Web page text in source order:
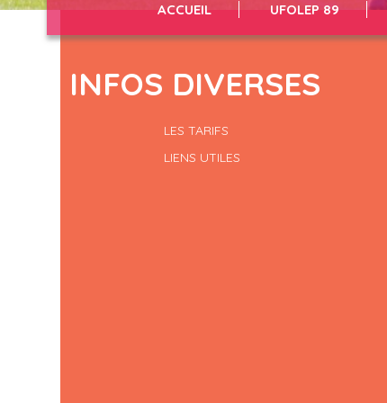
ACCUEIL UFOLEP 89
INFOS DIVERSES
LES TARIFS
LIENS UTILES